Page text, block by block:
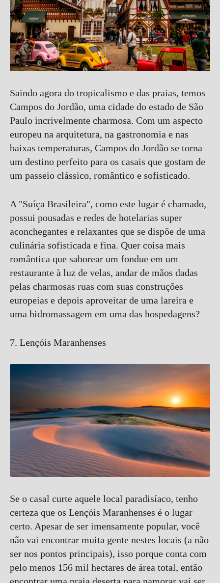
Saindo agora do tropicalismo e das praias, temos
Campos do Jordão, uma cidade do estado de São
Paulo incrivelmente charmosa. Com um aspecto
europeu na arquitetura, na gastronomia e nas
baixas temperaturas, Campos do Jordão se torna
um destino perfeito para os casais que gostam de
um passeio clássico, romântico e sofisticado.
A "Suíça Brasileira", como este lugar é chamado,
possui pousadas e redes de hotelarias super
aconchegantes e relaxantes que se dispõe de uma
culinária sofisticada e fina. Quer coisa mais
romântica que saborear um fondue em um
restaurante à luz de velas, andar de mãos dadas
pelas charmosas ruas com suas construções
europeias e depois aproveitar de uma lareira e
uma hidromassagem em uma das hospedagens?
7. Lençóis Maranhenses
Se o casal curte aquele local paradisíaco, tenho
certeza que os Lençóis Maranhenses é o lugar
certo. Apesar de ser imensamente popular, você
não vai encontrar muita gente nestes locais (a não
ser nos pontos principais), isso porque conta com
pelo menos 156 mil hectares de área total, então
encontrar uma praia deserta para namorar vai ser